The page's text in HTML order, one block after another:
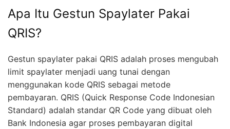
Apa Itu Gestun Spaylater Pakai
QRIS?
Gestun spaylater pakai QRIS adalah proses mengubah
limit spaylater menjadi uang tunai dengan
menggunakan kode QRIS sebagai metode
pembayaran. QRIS (Quick Response Code Indonesian
Standard) adalah standar QR Code yang dibuat oleh
Bank Indonesia agar proses pembayaran digital